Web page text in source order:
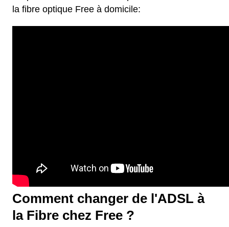
la fibre optique Free à domicile:
Comment changer de l'ADSL à
la Fibre chez Free ?